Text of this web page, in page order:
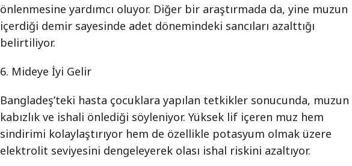
önlenmesine yardımcı oluyor. Diğer bir araştırmada da, yine muzun
içerdiği demir sayesinde adet dönemindeki sancıları azalttığı
belirtiliyor.
6. Mideye İyi Gelir
Bangladeş’teki hasta çocuklara yapılan tetkikler sonucunda, muzun
kabızlık ve ishali önlediği söyleniyor. Yüksek lif içeren muz hem
sindirimi kolaylaştırıyor hem de özellikle potasyum olmak üzere
elektrolit seviyesini dengeleyerek olası ishal riskini azaltıyor.